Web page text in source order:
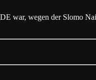
war, wegen der Slomo